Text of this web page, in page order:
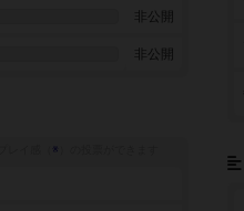
非公開
非公開
※